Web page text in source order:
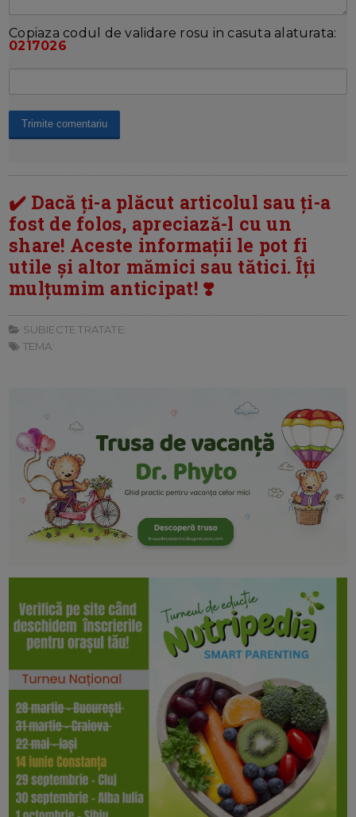
Copiaza codul de validare rosu in casuta alaturata:
0217026
✔️ Dacă ți-a plăcut articolul sau ți-a
fost de folos, apreciază-l cu un
share! Aceste informații le pot fi
utile și altor mămici sau tătici. Îți
mulțumim anticipat! ❣️
SUBIECTE TRATATE:
TEMA: